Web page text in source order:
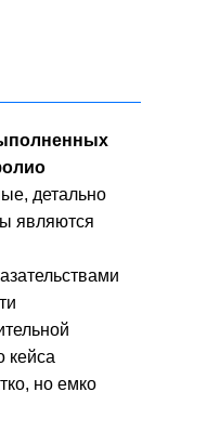
детально
являются
кейса
но емко